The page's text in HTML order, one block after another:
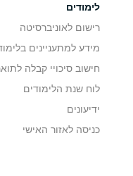
לימודים
רישום לאוניברסיטה
מידע למתעניינים
חישוב סיכויי קבלה
לוח שנת הלימודים
ידיעונים
כניסה לאזור האישי